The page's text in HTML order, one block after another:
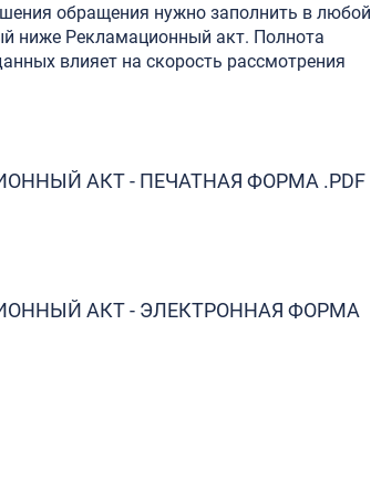
обращения нужно заполнить в любой
ниже Рекламационный акт. Полнота
влияет на скорость рассмотрения
АКТ - ПЕЧАТНАЯ ФОРМА .PDF
АКТ - ЭЛЕКТРОННАЯ ФОРМА